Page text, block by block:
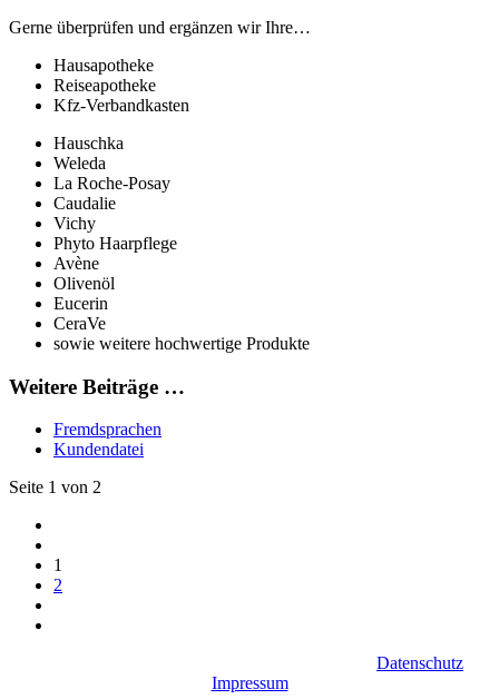
Gerne überprüfen und ergänzen wir Ihre…
Hausapotheke
Reiseapotheke
Kfz-Verbandkasten
Hauschka
Weleda
La Roche-Posay
Caudalie
Vichy
Phyto Haarpflege
Avène
Olivenöl
Eucerin
CeraVe
sowie weitere hochwertige Produkte
Weitere Beiträge …
Fremdsprachen
Kundendatei
Seite 1 von 2
1
2
Datenschutz
Impressum